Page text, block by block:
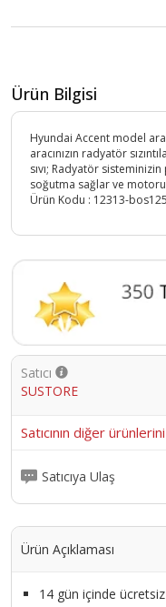
Ürün Bilgisi
Hyundai Accent model
aracınızın radyatör
sıvı; Radyatör
soğutma sağlar ve
Ürün Kodu : 12313-bos125
Satıcı
SUSTORE
Satıcının diğer
Satıcıya Ulaş
Ürün Açıklaması
14 gün içinde